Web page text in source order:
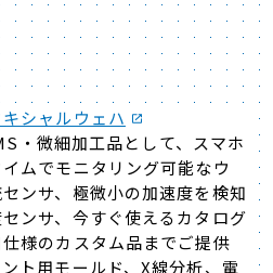
シャルウェハ
・微細加工品として、スマホ
ムでモニタリング可能なウ
ンサ、極微小の加速度を検知
ンサ、今すぐ使えるカタログ
様のカスタム品までご提供
ト用モールド、X線分析、電